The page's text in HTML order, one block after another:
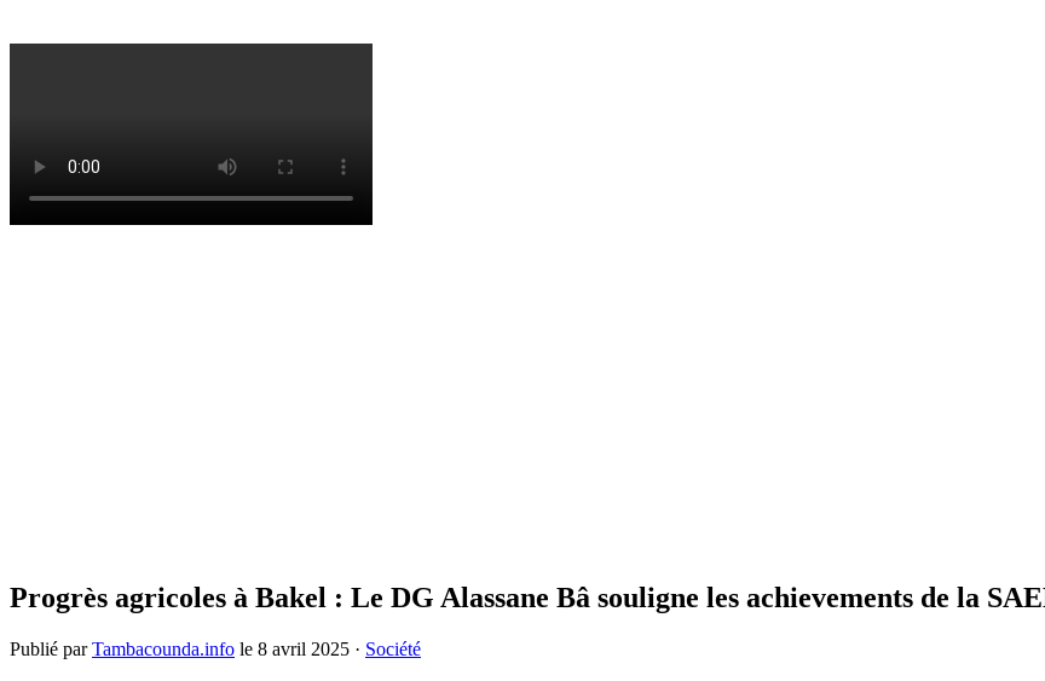
Progrès agricoles à Bakel : Le DG Alassane Bâ souligne les achievements de la
Publié parTambacounda.info le 8 avril 2025 · Société